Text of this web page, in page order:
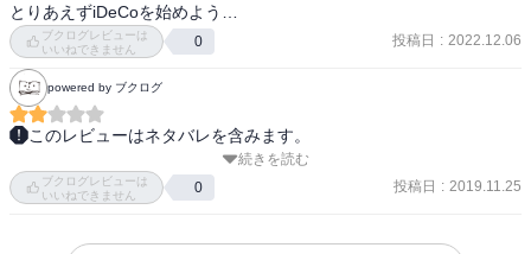
とりあえずiDeCoを始めよう…
ブクログレビューは
いいねできません
0 投稿日 : 2022.12.06
powered by ブクログ
このレビューはネタバレを含みます。
老後2000万円不足問題を受けて回答したタイムリーな本。
データは飛ばし読みして目を通した。
するかというイメージは湧かなかった。
続きを読む
ブクログレビューは
いいねできません
0 投稿日 : 2019.11.25